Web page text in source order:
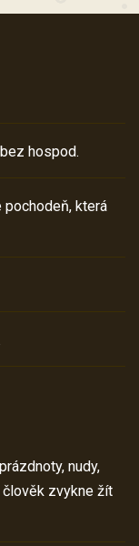
hospod.
pochodeň, která
nudy,
člověk zvykne žít